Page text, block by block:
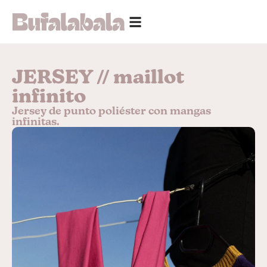
JERSEY // maillot
infinito
Jersey de punto poliéster con mangas
infinitas.